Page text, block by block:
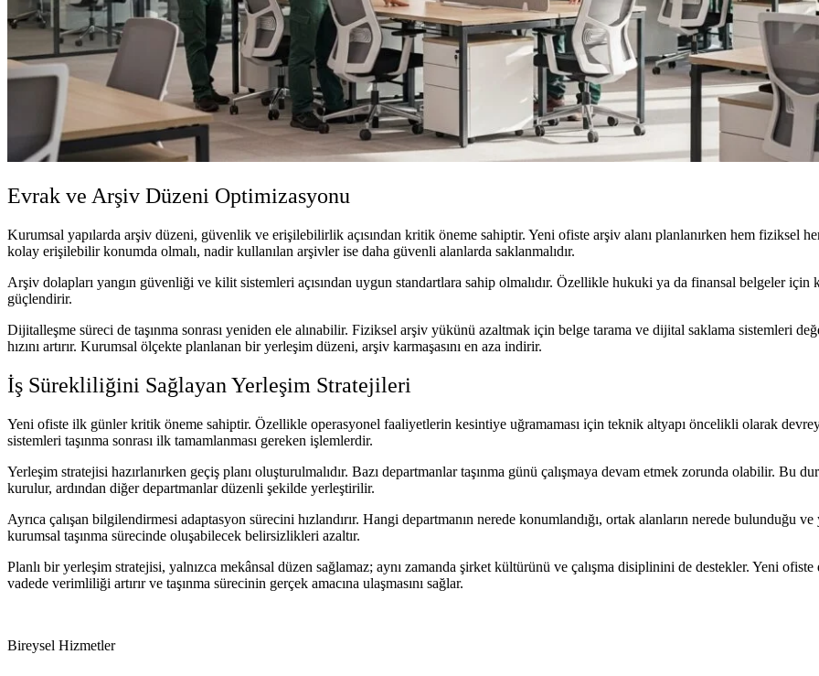
Evrak ve Arşiv Düzeni Optimizasyonu
Kurumsal yapılarda arşiv düzeni, güvenlik ve erişilebilirlik açısından kritik öneme sahiptir. Yeni ofiste arşiv alanı planlanırken hem fiziksel
kolay erişilebilir konumda olmalı, nadir kullanılan arşivler ise daha güvenli alanlarda saklanmalıdır.
Arşiv dolapları yangın güvenliği ve kilit sistemleri açısından uygun standartlara sahip olmalıdır. Özellikle hukuki ya da finansal belgeler
güçlendirir.
Dijitalleşme süreci de taşınma sonrası yeniden ele alınabilir. Fiziksel arşiv yükünü azaltmak için belge tarama ve dijital saklama sistemleri
hızını artırır. Kurumsal ölçekte planlanan bir yerleşim düzeni, arşiv karmaşasını en aza indirir.
İş Sürekliliğini Sağlayan Yerleşim Stratejileri
Yeni ofiste ilk günler kritik öneme sahiptir. Özellikle operasyonel faaliyetlerin kesintiye uğramaması için teknik altyapı öncelikli olarak
sistemleri taşınma sonrası ilk tamamlanması gereken işlemlerdir.
Yerleşim stratejisi hazırlanırken geçiş planı oluşturulmalıdır. Bazı departmanlar taşınma günü çalışmaya devam etmek zorunda olabilir.
kurulur, ardından diğer departmanlar düzenli şekilde yerleştirilir.
Ayrıca çalışan bilgilendirmesi adaptasyon sürecini hızlandırır. Hangi departmanın nerede konumlandığı, ortak alanların nerede bulunduğu
kurumsal taşınma sürecinde oluşabilecek belirsizlikleri azaltır.
Planlı bir yerleşim stratejisi, yalnızca mekânsal düzen sağlamaz; aynı zamanda şirket kültürünü ve çalışma disiplinini de destekler. Yeni
vadede verimliliği artırır ve taşınma sürecinin gerçek amacına ulaşmasını sağlar.
Bireysel Hizmetler